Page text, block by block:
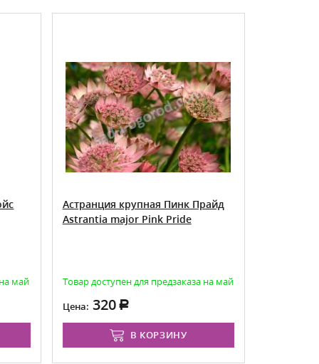
май
Астранция крупная Пинк Прайд
Astrantia major Pink Pride
Товар доступен для предзаказа на май
Цена: 320
В КОРЗИНУ